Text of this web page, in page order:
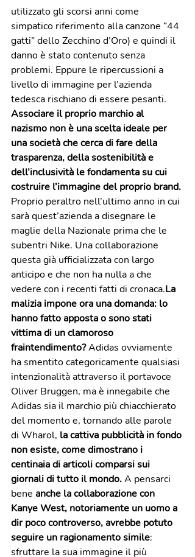
utilizzato gli scorsi anni come
simpatico riferimento alla canzone “44
gatti” dello Zecchino d’Oro) e quindi il
danno è stato contenuto senza
problemi. Eppure le ripercussioni a
livello di immagine per l’azienda
tedesca rischiano di essere pesanti.
Associare il proprio marchio al
nazismo non è una scelta ideale per
una società che cerca di fare della
trasparenza, della sostenibilità e
dell’inclusività le fondamenta su cui
costruire l’immagine del proprio brand.
Proprio peraltro nell’ultimo anno in cui
sarà quest’azienda a disegnare le
maglie della Nazionale prima che le
subentri Nike. Una collaborazione
questa già ufficializzata con largo
anticipo e che non ha nulla a che
vedere con i recenti fatti di cronaca.La
malizia impone ora una domanda: lo
hanno fatto apposta o sono stati
vittima di un clamoroso
fraintendimento? Adidas ovviamente
ha smentito categoricamente qualsiasi
intenzionalità attraverso il portavoce
Oliver Bruggen, ma è innegabile che
Adidas sia il marchio più chiacchierato
del momento e, tornando alle parole
di Wharol, la cattiva pubblicità in fondo
non esiste, come dimostrano i
centinaia di articoli comparsi sui
giornali di tutto il mondo. A pensarci
bene anche la collaborazione con
Kanye West, notoriamente un uomo a
dir poco controverso, avrebbe potuto
seguire un ragionamento simile:
sfruttare la sua immagine il più